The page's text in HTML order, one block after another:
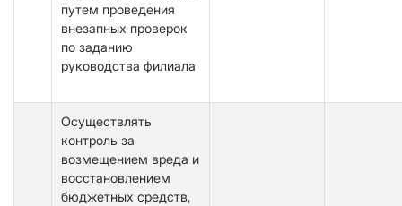
путем проведения
внезапных проверок
по заданию
руководства филиала
Осуществлять
контроль за
возмещением вреда и
восстановлением
бюджетных средств,